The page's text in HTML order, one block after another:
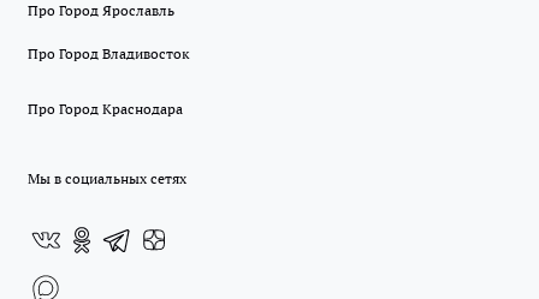
Про Город Ярославль
Про Город Владивосток
Про Город Краснодара
Мы в социальных сетях